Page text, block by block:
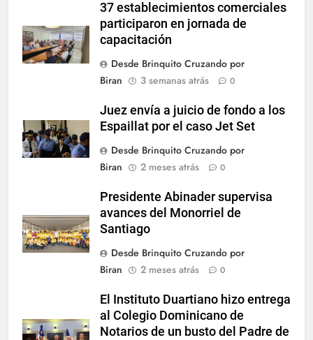
37 establecimientos comerciales
participaron en jornada de
capacitación
Desde Brinquito Cruzando por
Biran
3 semanas atrás 0
Juez envía a juicio de fondo a los
Espaillat por el caso Jet Set
Desde Brinquito Cruzando por
Biran
2 meses atrás 0
Presidente Abinader supervisa
avances del Monorriel de
Santiago
Desde Brinquito Cruzando por
Biran
2 meses atrás 0
El Instituto Duartiano hizo entrega
al Colegio Dominicano de
Notarios de un busto del Padre de